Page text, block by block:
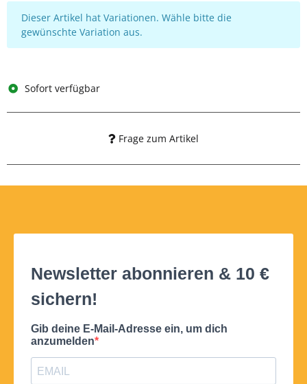
x
Dieser Artikel hat Variationen. Wähle bitte die
gewünschte Variation aus.
Sofort verfügbar
Frage zum Artikel